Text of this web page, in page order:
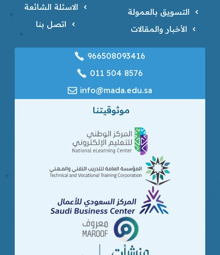
التسويق بالعمولة
الأخبار والمقالات
الاسئلة الشائعة
اتصل بنا
966508093416
‎011 504 8576
info@mada.edu.sa
موثوقيتنا